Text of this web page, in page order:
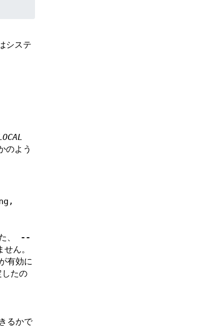
システ
のよう
、
--
ん。
有効に
たの
るかで